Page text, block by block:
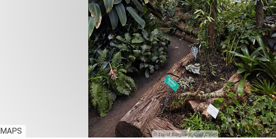
© David Burghardt, Cool Cities
MAPS